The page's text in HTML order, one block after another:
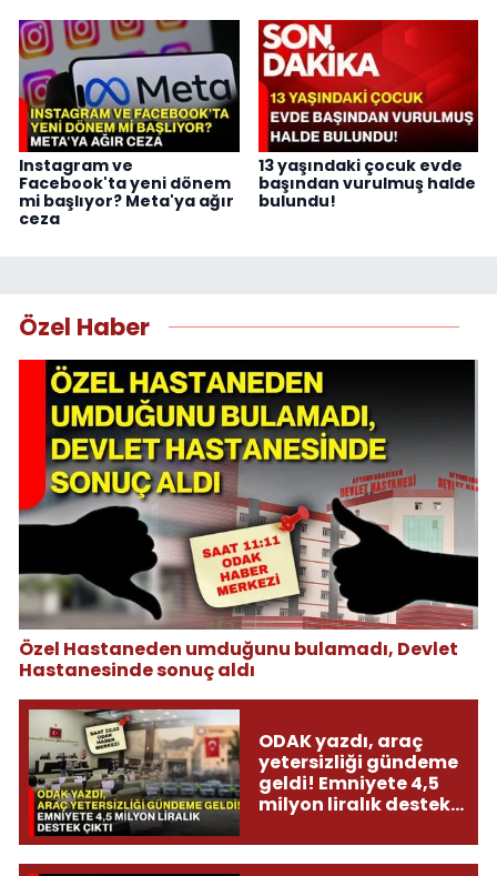
Instagram ve
Facebook'ta yeni dönem
mi başlıyor? Meta'ya ağır
ceza
13 yaşındaki çocuk evde
başından vurulmuş halde
bulundu!
Özel Haber
Özel Hastaneden umduğunu bulamadı, Devlet
Hastanesinde sonuç aldı
ODAK yazdı, araç
yetersizliği gündeme
geldi! Emniyete 4,5
milyon liralık destek